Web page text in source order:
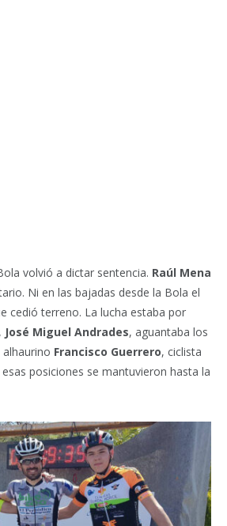
volvió a dictar sentencia. Raúl Mena
Ni en las bajadas desde la Bola el
cedió terreno. La lucha estaba por
José Miguel Andrades, aguantaba los
Francisco Guerrero, ciclista
esas posiciones se mantuvieron hasta la